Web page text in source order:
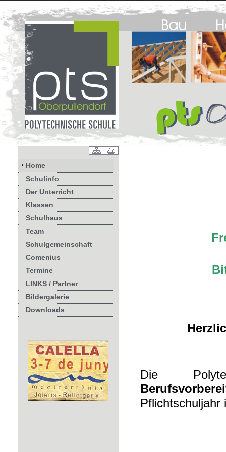
Home
Schulinfo
Der Unterricht
Klassen
Schulhaus
Team
Schulgemeinschaft
Comenius
Termine
LINKS / Partner
Bildergalerie
Downloads
Die
Berufs
Pflichtschuljahr